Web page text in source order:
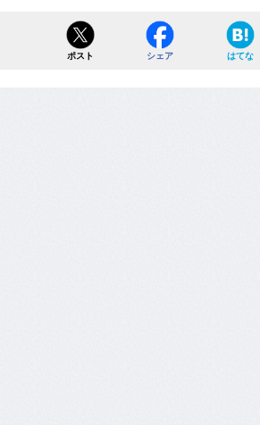
ポスト シェア はてな